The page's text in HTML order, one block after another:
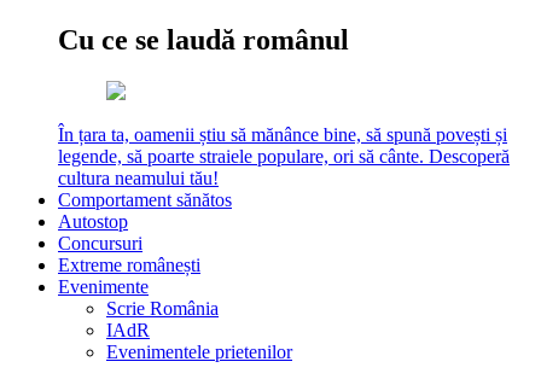
Cu ce se laudă românul
În țara ta, oamenii știu să mănânce bine, să spună povești și
legende, să poarte straiele populare, ori să cânte. Descoperă
cultura neamului tău!
Comportament sănătos
Autostop
Concursuri
Extreme românești
Evenimente
Scrie România
IAdR
Evenimentele prietenilor